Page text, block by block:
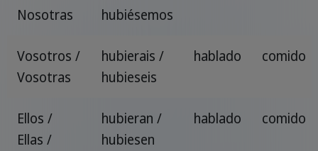
Nosotras
hubiésemos
Vosotros /
Vosotras
hubierais /
hubieseis
hablado comido
Ellos /
Ellas /
hubieran /
hubiesen
hablado comido